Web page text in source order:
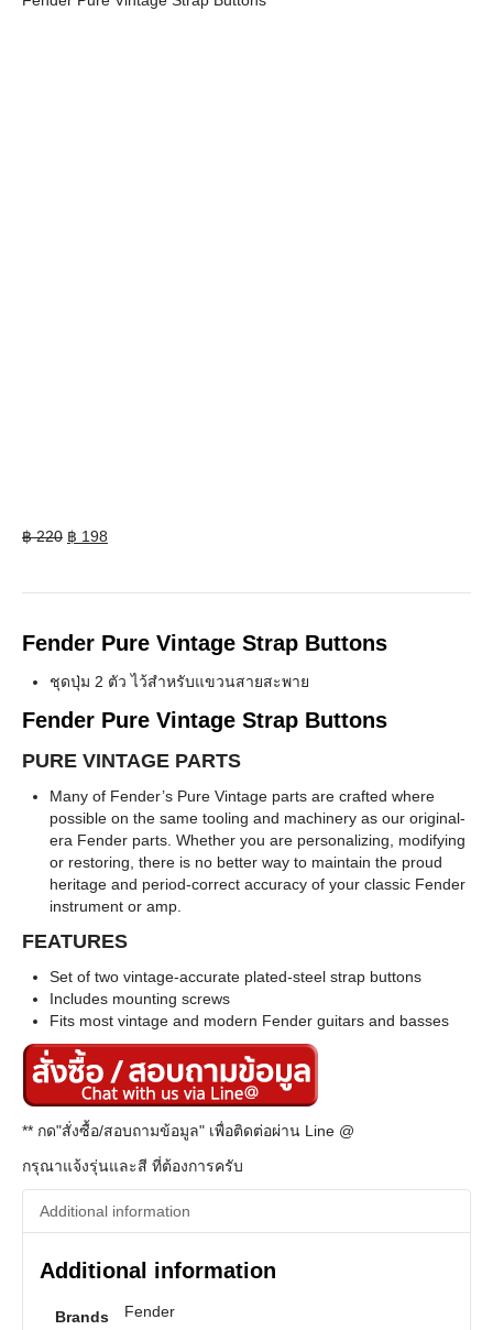
฿220 Original
฿ 198
Fender Pure Vintage Strap Buttons
ชุดปุ่ม 2 ตัว ไว้สำหรับแขวนสายสะพาย
Fender Pure Vintage Strap Buttons
PURE VINTAGE PARTS
Many of Fender’s Pure Vintage parts are crafted where
possible on the same tooling and machinery as our original-
era Fender parts. Whether you are personalizing, modifying
or restoring, there is no better way to maintain the proud
heritage and period-correct accuracy of your classic Fender
instrument or amp.
FEATURES
Set of two vintage-accurate plated-steel strap buttons
Includes mounting screws
Fits most vintage and modern Fender guitars and basses
** กด"สั่งซื้อ/สอบถามข้อมูล" เพื่อติดต่อผ่าน Line @
กรุณาแจ้งรุ่นและสี ที่ต้องการครับ
Additional information
Additional information
Brands Fender